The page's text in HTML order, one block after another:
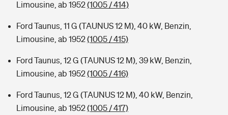
Limousine, ab 1952(1005 / 414)
Ford Taunus, 11 G (TAUNUS 12 M), 40 kW, Benzin,
Limousine, ab 1952(1005 / 415)
Ford Taunus, 12 G (TAUNUS 12 M), 39 kW, Benzin,
Limousine, ab 1952(1005 / 416)
Ford Taunus, 12 G (TAUNUS 12 M), 40 kW, Benzin,
Limousine, ab 1952(1005 / 417)